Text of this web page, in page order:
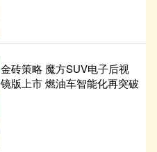
金砖策略 魔方SUV电子后视
镜版上市 燃油车智能化再突破